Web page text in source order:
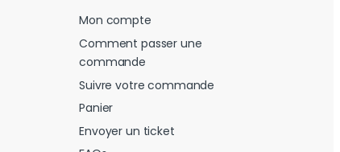
Mon compte
Comment passer une
commande
Suivre votre commande
Panier
Envoyer un ticket